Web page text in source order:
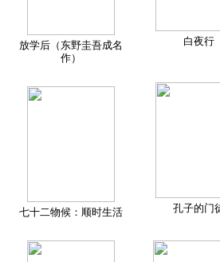
放学后（东野圭吾成名
作）
白夜行
七十二物候：顺时生活 孔子的门